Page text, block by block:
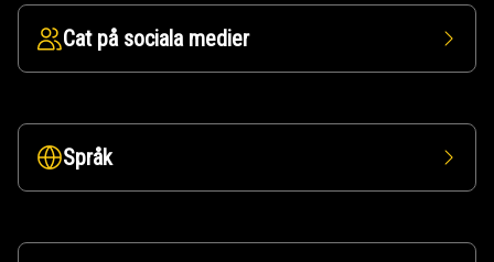
Cat på sociala medier
Språk